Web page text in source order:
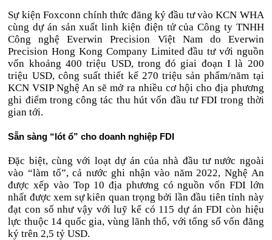
Sự kiện Foxconn chính thức đăng ký đầu tư vào KCN WHA
cùng dự án sản xuất linh kiện điện tử của Công ty TNHH
Công nghệ Everwin Precision Việt Nam do Everwin
Precision Hong Kong Company Limited đầu tư với nguồn
vốn khoảng 400 triệu USD, trong đó giai đoạn I là 200
triệu USD, công suất thiết kế 270 triệu sản phẩm/năm tại
KCN VSIP Nghệ An sẽ mở ra nhiều cơ hội cho địa phương
ghi điểm trong công tác thu hút vốn đầu tư FDI trong thời
gian tới.
Sẵn sàng “lót ổ” cho doanh nghiệp FDI
Đặc biệt, cùng với loạt dự án của nhà đầu tư nước ngoài
vào “làm tổ”, cả nước ghi nhận vào năm 2022, Nghệ An
được xếp vào Top 10 địa phương có nguồn vốn FDI lớn
nhất được xem sự kiên quan trọng bởi lần đầu tiên tỉnh này
đạt con số như vậy với luỹ kế có 115 dự án FDI còn hiệu
lực thuộc 14 quốc gia, vùng lãnh thổ, với tổng số vốn đăng
ký trên 2,5 tỷ USD.